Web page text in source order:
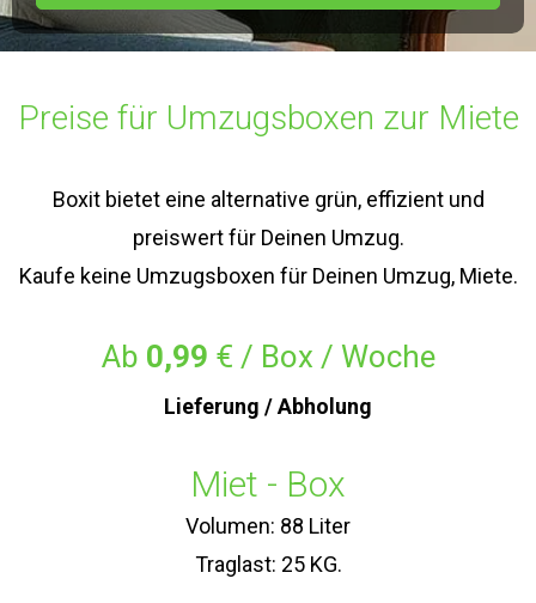
Preise für Umzugsboxen zur Miete
Boxit bietet eine alternative grün, effizient und
preiswert für Deinen Umzug.
Kaufe keine Umzugsboxen für Deinen Umzug, Miete.
Ab 0,99 € / Box / Woche
Lieferung / Abholung
Miet - Box
Volumen: 88 Liter
Traglast: 25 KG.